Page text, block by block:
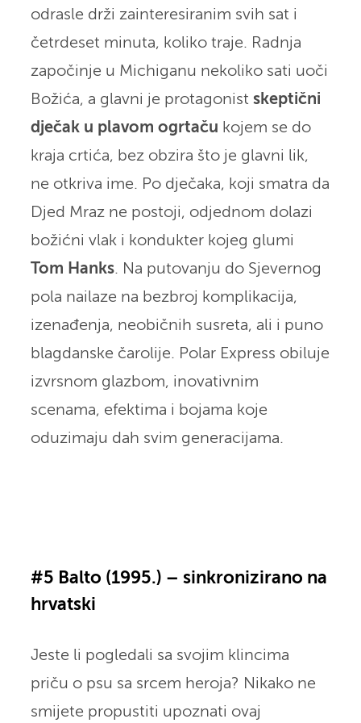
odrasle drži zainteresiranim svih sat i
četrdeset minuta, koliko traje. Radnja
započinje u Michiganu nekoliko sati uoči
Božića, a glavni je protagonist skeptični
dječak u plavom ogrtaču kojem se do
kraja crtića, bez obzira što je glavni lik,
ne otkriva ime. Po dječaka, koji smatra da
Djed Mraz ne postoji, odjednom dolazi
božićni vlak i kondukter kojeg glumi
Tom Hanks. Na putovanju do Sjevernog
pola nailaze na bezbroj komplikacija,
izenađenja, neobičnih susreta, ali i puno
blagdanske čarolije. Polar Express obiluje
izvrsnom glazbom, inovativnim
scenama, efektima i bojama koje
oduzimaju dah svim generacijama.
#5 Balto (1995.) – sinkronizirano na
hrvatski
Jeste li pogledali sa svojim klincima
priču o psu sa srcem heroja? Nikako ne
smijete propustiti upoznati ovaj